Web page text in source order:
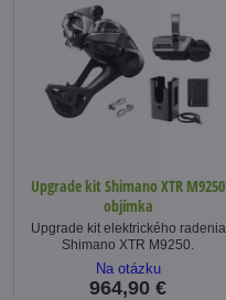
Upgrade kit Shimano XTR M9250
objímka
Upgrade kit elektrického radenia
Shimano XTR M9250.
Na otázku
964,90 €